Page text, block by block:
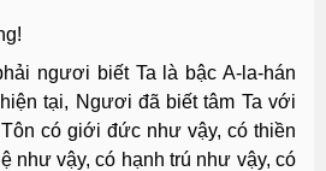
ngươi biết Ta là bậc A-la-hán
tại, Ngươi đã biết tâm Ta với
có giới đức như vậy, có thiền
như vậy, có hạnh trú như vậy, có